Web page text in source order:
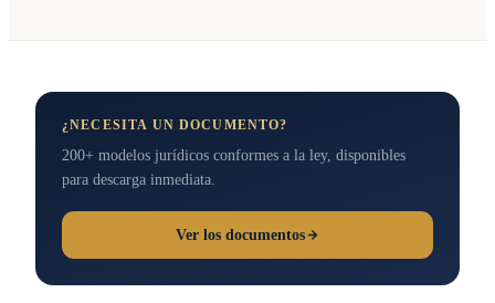
¿NECESITA UN DOCUMENTO?
200+ modelos jurídicos conformes a la ley, disponibles
para descarga inmediata.
Ver los documentos